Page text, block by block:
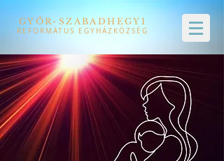
GYŐR-SZABADHEGYI
REFORMÁTUS EGYHÁZKÖZSÉG